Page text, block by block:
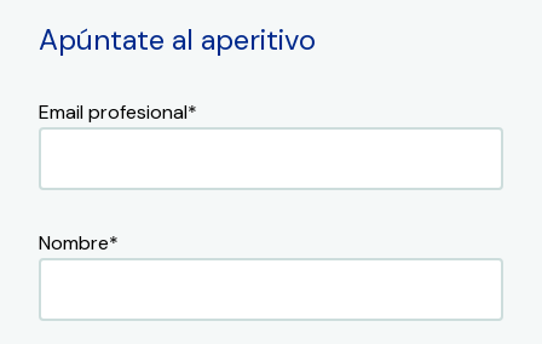
Apúntate al aperitivo
Email profesional*
Nombre*